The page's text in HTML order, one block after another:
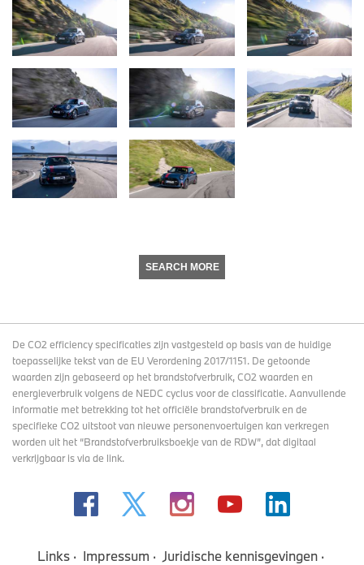
SEARCH MORE
De CO2 efficiency specificaties zijn vastgesteld op basis van de huidige
toepasselijke tekst van de EU Verordening 2017/1151. De getoonde
waarden zijn gebaseerd op het brandstofverbruik, CO2 waarden en
energieverbruik volgens de NEDC cyclus voor de classificatie. Aanvullende
informatie met betrekking tot het officiële brandstofverbruik en de
specifieke CO2 uitstoot van nieuwe personenvoertuigen kan verkregen
worden uit het “Brandstofverbruiksboekje van de RDW”, dat digitaal
verkrijgbaaris via de link.
Links Impressum
Juridische kennisgevingen